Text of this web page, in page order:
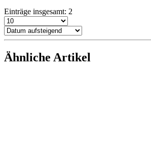
Einträge insgesamt: 2
Ähnliche Artikel